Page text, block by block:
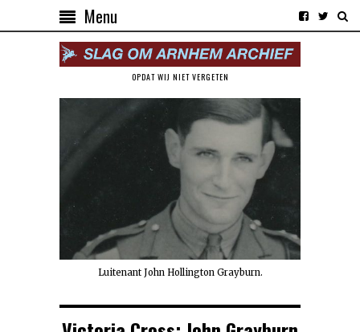
Menu
OPDAT WIJ NIET VERGETEN
Luitenant John Hollington Grayburn.